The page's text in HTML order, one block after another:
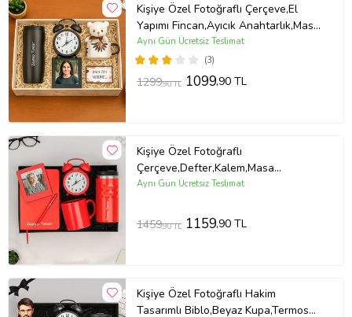
Kişiye Özel Fotoğraflı Çerçeve,El
Yapımı Fincan,Ayıcık Anahtarlık,Masa
Saati Ve Termos Hediye Seti
(3)
Aynı Gün Ücretsiz Teslimat
1299,90 TL 1099,90 TL
Kişiye Özel Fotoğraflı
Çerçeve,Defter,Kalem,Masa
Saati,Fincan Ve Termos Hediye Seti
Aynı Gün Ücretsiz Teslimat
1459,90 TL 1159,90 TL
Kişiye Özel Fotoğraflı Hakim
Tasarımlı Biblo,Beyaz Kupa,Termos